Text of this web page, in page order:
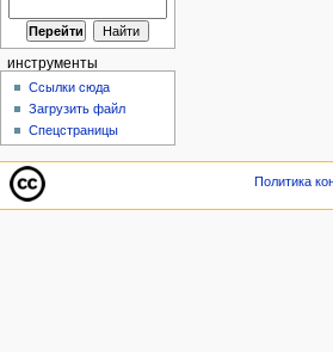
инструменты
Ссылки сюда
Загрузить файл
Спецстраницы
Политика